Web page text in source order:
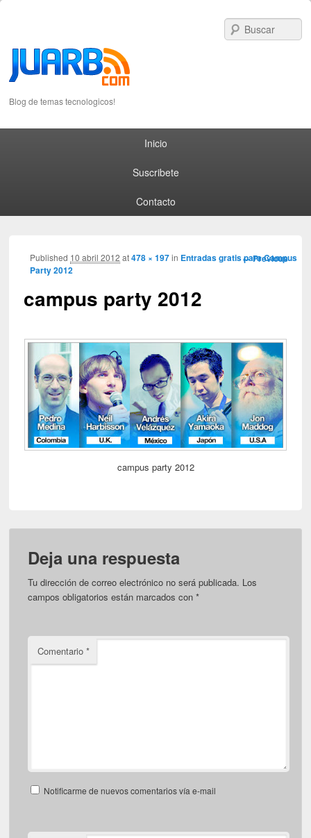
Blog de temas tecnologicos!
Inicio
Suscribete
Contacto
Image
← Previous
campus party 2012
Published 10 abril 2012 at478 × 197in Entradas gratis para Campus
Party 2012
campus party 2012
Deja una respuesta
Tu dirección de correo electrónico no será publicada. Los
campos obligatorios están marcados con*
Comentario*
Notificarme de nuevos comentarios vía e-mail